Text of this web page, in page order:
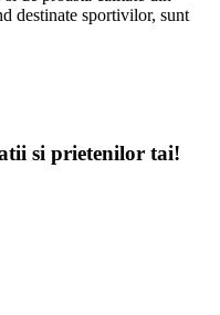
destinate sportivilor, sunt
si prietenilor tai!